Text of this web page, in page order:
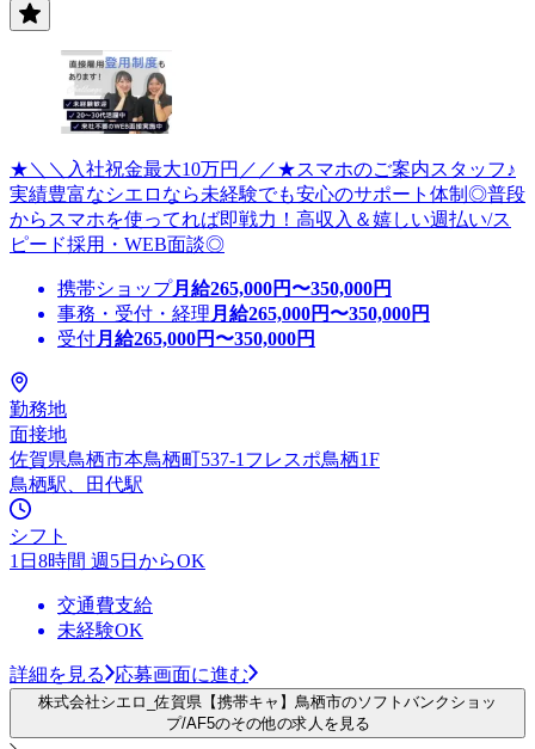
★＼＼入社祝金最大10万円／／★スマホのご案内スタッフ♪
実績豊富なシエロなら未経験でも安心のサポート体制◎普段
からスマホを使ってれば即戦力！高収入＆嬉しい週払い/ス
ピード採用・WEB面談◎
携帯ショップ月給265,000円〜350,000円
事務・受付・経理 月給265,000円〜350,000円
受付月給265,000円〜350,000円
勤務地
面接地
佐賀県鳥栖市本鳥栖町537-1フレスポ鳥栖1F
鳥栖駅、田代駅
シフト
1日8時間 週5日からOK
交通費支給
未経験OK
詳細を見る 応募画面に進む
株式会社シエロ_佐賀県【携帯キャ】鳥栖市のソフトバンクショッ
プ/AF5のその他の求人を見る